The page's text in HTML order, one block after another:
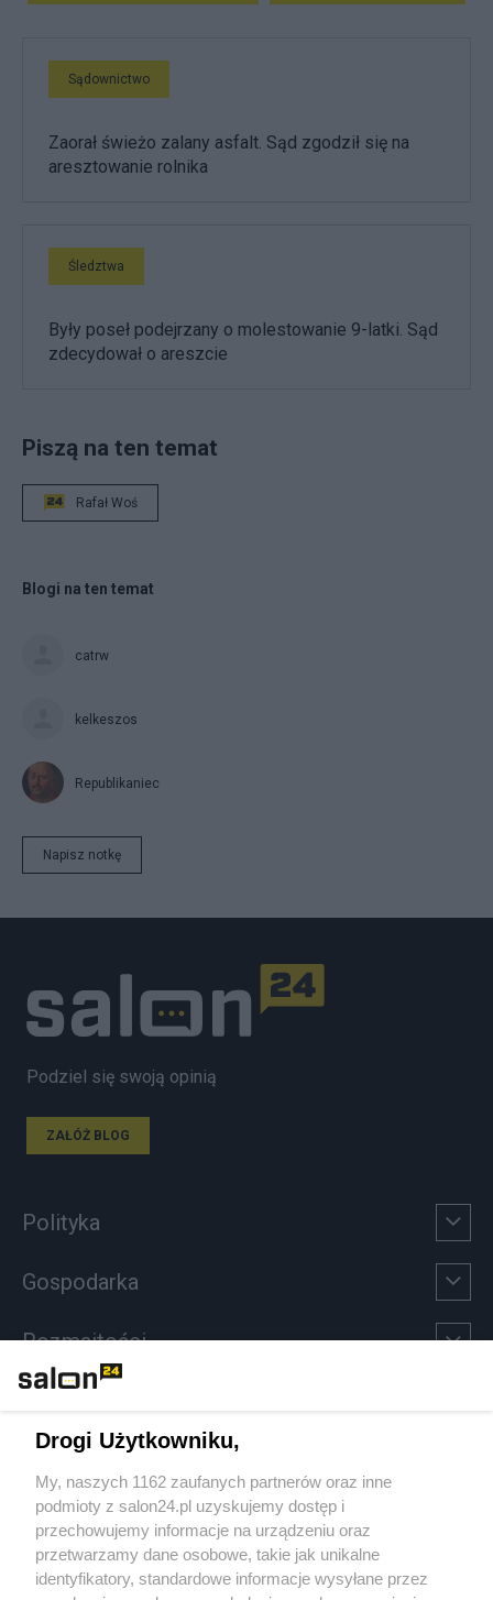
Sądownictwo
Zaorał świeżo zalany asfalt. Sąd zgodził się na
aresztowanie rolnika
Śledztwa
Były poseł podejrzany o molestowanie 9-latki. Sąd
zdecydował o areszcie
Piszą na ten temat
Rafał Woś
Blogi na ten temat
catrw
kelkeszos
Republikaniec
Napisz notkę
Podziel się swoją opinią
ZAŁÓŻ BLOG
Polityka
Gospodarka
Rozmaitości
Sport
Społeczeństwo
Kultura
Drogi Użytkowniku,
My, naszych 1162 zaufanych partnerów oraz inne
podmioty z salon24.pl uzyskujemy dostęp i
przechowujemy informacje na urządzeniu oraz
przetwarzamy dane osobowe, takie jak unikalne
identyfikatory, standardowe informacje wysyłane przez